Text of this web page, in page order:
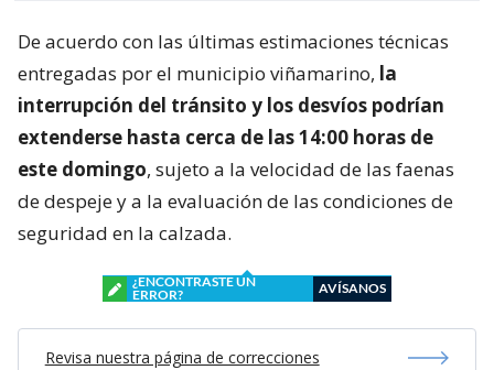
De acuerdo con las últimas estimaciones técnicas
entregadas por el municipio viñamarino, la
interrupción del tránsito y los desvíos podrían
extenderse hasta cerca de las 14:00 horas de
este domingo, sujeto a la velocidad de las faenas
de despeje y a la evaluación de las condiciones de
seguridad en la calzada.
¿ENCONTRASTE UN
ERROR?
AVÍSANOS
Revisa nuestra página de correcciones